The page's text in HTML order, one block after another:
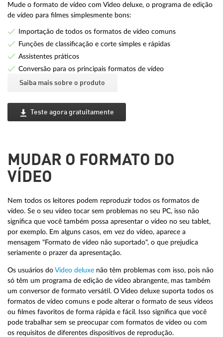
Mude o formato de vídeo com Video deluxe, o programa de edição
de vídeo para filmes simplesmente bons:
Importação de todos os formatos de vídeo comuns
Funções de classificação e corte simples e rápidas
Assistentes práticos
Conversão para os principais formatos de vídeo
Saiba mais sobre o produto
Teste agora gratuitamente
MUDAR O FORMATO DO
VÍDEO
Nem todos os leitores podem reproduzir todos os formatos de
vídeo. Se o seu vídeo tocar sem problemas no seu PC, isso não
significa que você também possa apresentar o vídeo no seu tablet,
por exemplo. Em alguns casos, em vez do vídeo, aparece a
mensagem "Formato de vídeo não suportado", o que prejudica
seriamente o prazer da apresentação.
Os usuários do Video deluxe não têm problemas com isso, pois não
só têm um programa de edição de vídeo abrangente, mas também
um conversor de formato versátil. O Video deluxe suporta todos os
formatos de vídeo comuns e pode alterar o formato de seus vídeos
ou filmes favoritos de forma rápida e fácil. Isso significa que você
pode trabalhar sem se preocupar com formatos de vídeo ou com
os requisitos de diferentes dispositivos de reprodução.